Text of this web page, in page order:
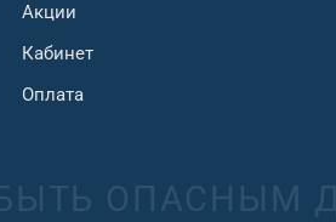
Акции
Кабинет
Оплата
ОПАСНЫМ